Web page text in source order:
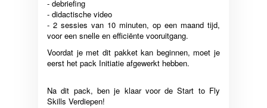
- debriefing
- didactische video
- 2 sessies van 10 minuten, op een maand tijd,
voor een snelle en efficiënte vooruitgang.
Voordat je met dit pakket kan beginnen, moet je
eerst het pack Initiatie afgewerkt hebben.
Na dit pack, ben je klaar voor de Start to Fly
Skills Verdiepen!